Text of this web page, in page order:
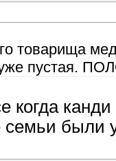
товарища
уже пустая.
когда
семьи были